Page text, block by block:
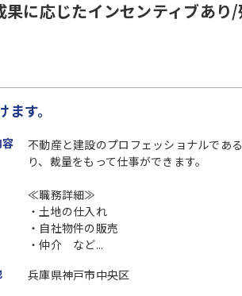
に応じたインセンティブあり
す。
不動産と建設のプロフェッショナルであ
り、裁量をもって仕事ができます。
≪職務詳細≫
・土地の仕入れ
・自社物件の販売
・仲介 など...
兵庫県神戸市中央区